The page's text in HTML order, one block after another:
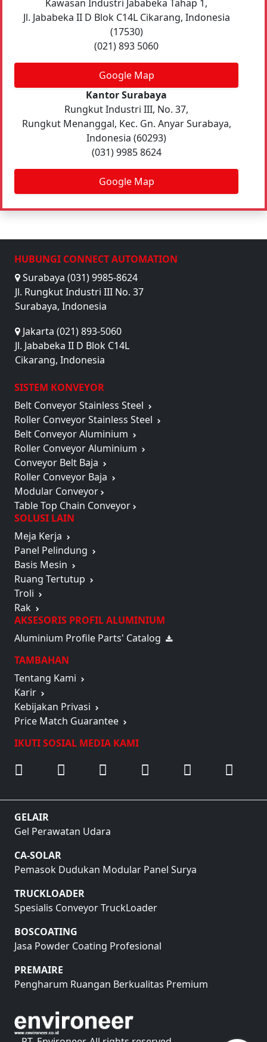
Kawasan Industri Jababeka Tahap 1,
Jl. Jababeka II D Blok C14L Cikarang, Indonesia
(17530)
(021) 893 5060
Google Map
Kantor Surabaya
Rungkut Industri III, No. 37,
Rungkut Menanggal, Kec. Gn. Anyar Surabaya,
Indonesia (60293)
(031) 9985 8624
Google Map
HUBUNGI CONNECT AUTOMATION
Surabaya (031) 9985-8624
Jl. Rungkut Industri III No. 37
Surabaya, Indonesia
Jakarta (021) 893-5060
Jl. Jababeka II D Blok C14L
Cikarang, Indonesia
SISTEM KONVEYOR
Belt Conveyor Stainless Steel
Roller Conveyor Stainless Steel
Belt Conveyor Aluminium
Roller Conveyor Aluminium
Conveyor Belt Baja
Roller Conveyor Baja
Modular Conveyor
Table Top Chain Conveyor
SOLUSI LAIN
Meja Kerja
Panel Pelindung
Basis Mesin
Ruang Tertutup
Troli
Rak
AKSESORIS PROFIL ALUMINIUM
Aluminium Profile Parts' Catalog
TAMBAHAN
Tentang Kami
Karir
Kebijakan Privasi
Price Match Guarantee
IKUTI SOSIAL MEDIA KAMI
GELAIR
Gel Perawatan Udara
CA-SOLAR
Pemasok Dudukan Modular Panel Surya
TRUCKLOADER
Spesialis Conveyor TruckLoader
BOSCOATING
Jasa Powder Coating Profesional
PREMAIRE
Pengharum Ruangan Berkualitas Premium